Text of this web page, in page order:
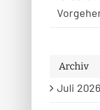
Archiv
Juli 2026